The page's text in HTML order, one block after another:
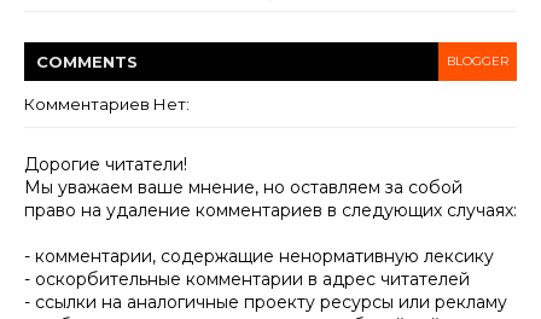
COMMENTS BLOGGER
Комментариев Нет:
Дорогие читатели!
Мы уважаем ваше мнение, но оставляем за собой
право на удаление комментариев в следующих случаях:
- комментарии, содержащие ненормативную лексику
- оскорбительные комментарии в адрес читателей
- ссылки на аналогичные проекту ресурсы или рекламу